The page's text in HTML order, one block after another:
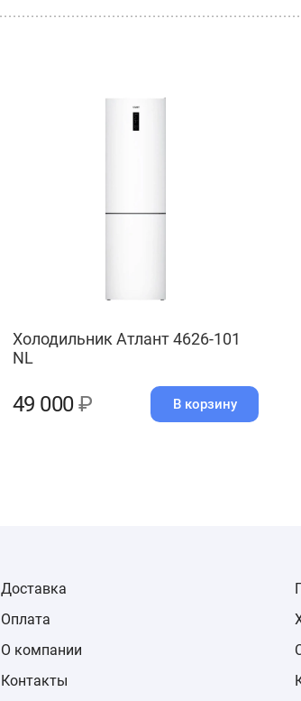
Холодильник Атлант 4626-101
NL
49 000₽ В корзину
Доставка
Оплата
О компании
Контакты